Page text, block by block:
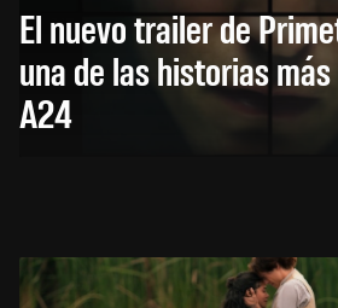
El nuevo trailer de
una de las historias
A24